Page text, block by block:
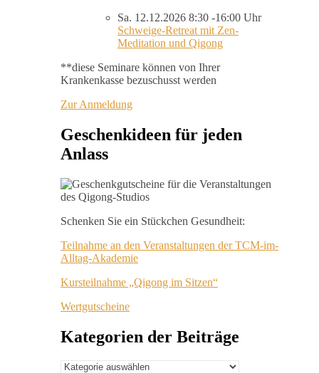
Sa. 12.12.2026 8:30 -16:00 Uhr
Schweige-Retreat mit Zen-
Meditation und Qigong
**diese Seminare können von Ihrer
Krankenkasse bezuschusst werden
Zur Anmeldung
Geschenkideen für jeden
Anlass
Schenken Sie ein Stückchen Gesundheit:
Teilnahme an den Veranstaltungen der TCM-im-
Alltag-Akademie
Kursteilnahme „Qigong im Sitzen“
Wertgutscheine
Kategorien der Beiträge
Kategorien